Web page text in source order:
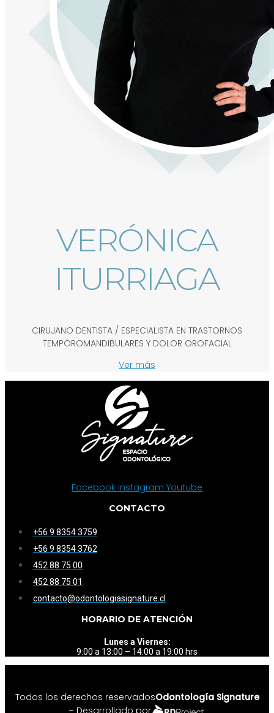
VERÓNICA
ITURRIAGA
CIRUJANO DENTISTA / ESPECIALISTA EN TRASTORNOS
TEMPOROMANDIBULARES Y DOLOR OROFACIAL
Ver más
Facebook Instagram Youtube
CONTACTO
+56 9 8354 3759
+56 9 8354 3762
452 88 75 00
452 88 75 01
contacto@odontologiasignature.cl
HORARIO DE ATENCIÓN
Lunes a Viernes:
9:00 a 13:00 – 14:00 a 19:00 hrs
Todos los derechos reservadosOdontología Signature
– Desarrollado por